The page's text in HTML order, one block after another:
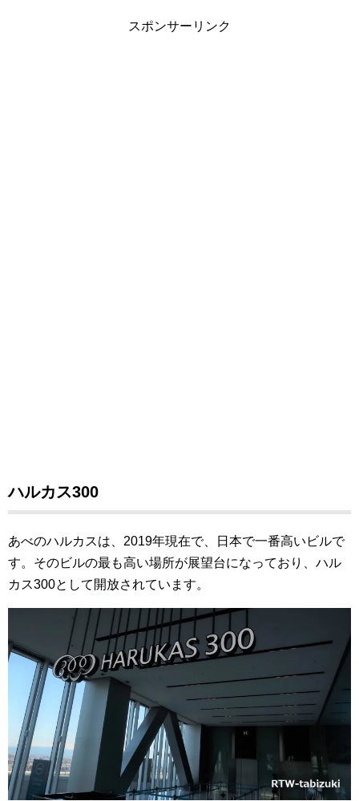
スポンサーリンク
ハルカス300
あべのハルカスは、2019年現在で、日本で一番高いビルで
す。そのビルの最も高い場所が展望台になっており、ハル
カス300として開放されています。